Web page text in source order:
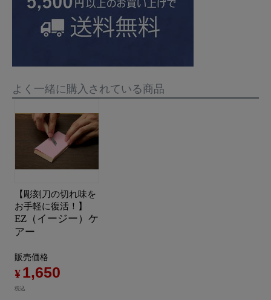
よく一緒に購入されている商品
【彫刻刀の切れ味を
お手軽に復活！】
EZ（イージー）ケ
アー
販売価格
¥1,650
税込